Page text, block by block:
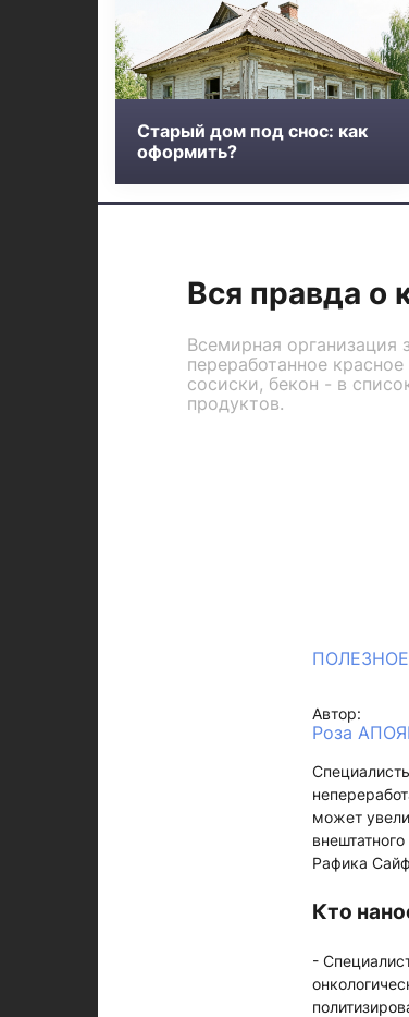
Старый дом под снос: как
оформить?
Вся правда о
Всемирная организация
переработанное
сосиски, бекон - в
продуктов.
ПОЛЕЗНОЕ
Автор:
Роза
может
Рафика
Кто
-